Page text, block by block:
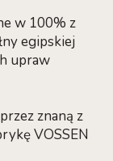
w 100% z
egipskiej
upraw
znaną z
VOSSEN